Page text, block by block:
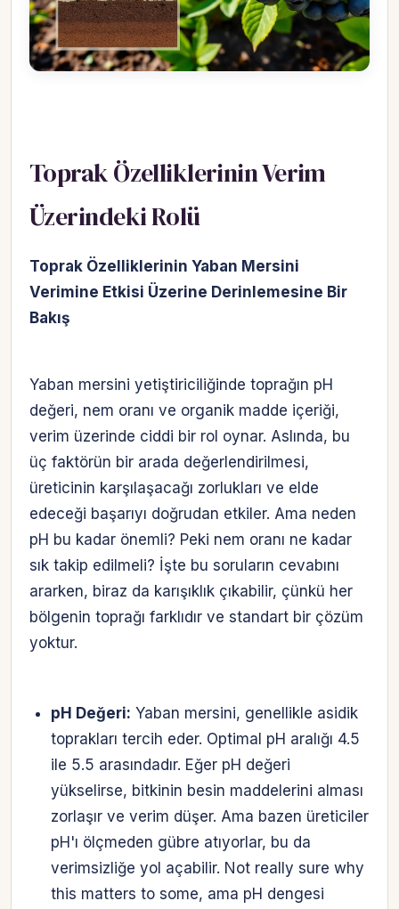
Toprak Özelliklerinin Verim
Üzerindeki Rolü
Toprak Özelliklerinin Yaban Mersini
Verimine Etkisi Üzerine Derinlemesine Bir
Bakış
Yaban mersini yetiştiriciliğinde toprağın pH
değeri, nem oranı ve organik madde içeriği,
verim üzerinde ciddi bir rol oynar. Aslında, bu
üç faktörün bir arada değerlendirilmesi,
üreticinin karşılaşacağı zorlukları ve elde
edeceği başarıyı doğrudan etkiler. Ama neden
pH bu kadar önemli? Peki nem oranı ne kadar
sık takip edilmeli? İşte bu soruların cevabını
ararken, biraz da karışıklık çıkabilir, çünkü her
bölgenin toprağı farklıdır ve standart bir çözüm
yoktur.
pH Değeri: Yaban mersini, genellikle asidik
toprakları tercih eder. Optimal pH aralığı 4.5
ile 5.5 arasındadır. Eğer pH değeri
yükselirse, bitkinin besin maddelerini alması
zorlaşır ve verim düşer. Ama bazen üreticiler
pH'ı ölçmeden gübre atıyorlar, bu da
verimsizliğe yol açabilir. Not really sure why
this matters to some, ama pH dengesi